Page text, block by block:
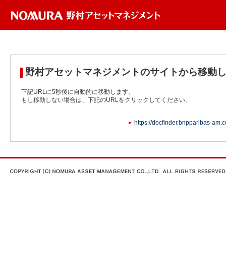
野村アセットマネジメントのサイトから移動
下記URLに5秒後に自動的に移動します。
もし移動しない場合は、下記のURLをクリックしてください。
https://docfinder.bnpparibas-